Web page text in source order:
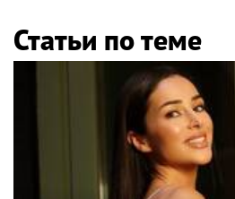
Статьи по теме